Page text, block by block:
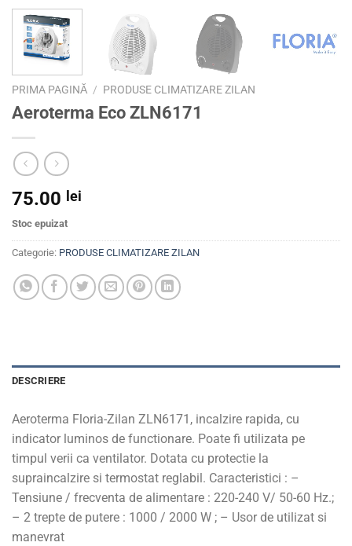
PRIMA PAGINĂ / PRODUSE CLIMATIZARE ZILAN
Aeroterma Eco ZLN6171
75.00 lei
Stoc epuizat
Categorie: PRODUSE CLIMATIZARE ZILAN
DESCRIERE
Aeroterma Floria-Zilan ZLN6171, incalzire rapida, cu
indicator luminos de functionare. Poate fi utilizata pe
timpul verii ca ventilator. Dotata cu protectie la
supraincalzire si termostat reglabil. Caracteristici : –
Tensiune / frecventa de alimentare : 220-240 V/ 50-60 Hz.;
– 2 trepte de putere : 1000 / 2000 W ; – Usor de utilizat si
manevrat